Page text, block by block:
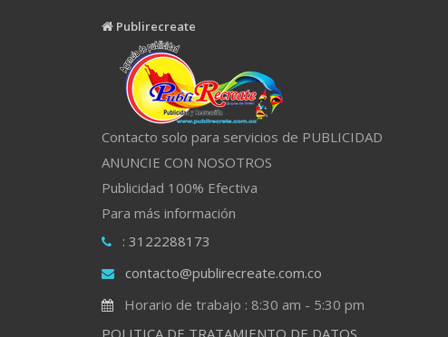
Publirecreate
Contacto solo para servicios de PUBLICIDAD
ANUNCIE CON NOSOTROS
Publicidad 100% Efectiva
Para más información
: 3122288173
contacto@publirecreate.com.co
Horario de trabajo : 8:30 am - 5:30 pm